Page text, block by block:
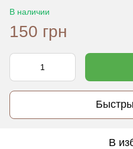
В наличии
150 грн
В